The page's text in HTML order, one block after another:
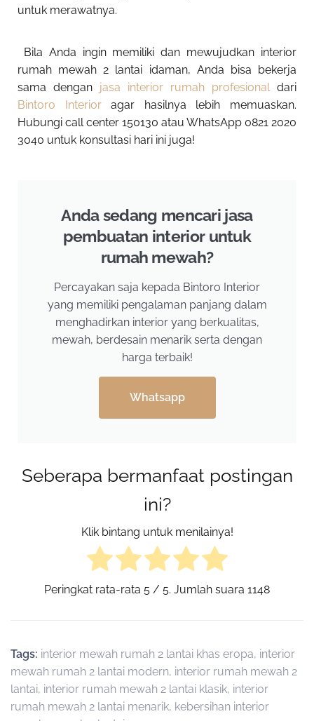
untuk merawatnya.
Bila Anda ingin memiliki dan mewujudkan interior
rumah mewah 2 lantai idaman, Anda bisa bekerja
sama dengan jasa interior rumah profesionaldari
Bintoro Interioragar hasilnya lebih memuaskan.
Hubungi call center 150130 atau WhatsApp 0821 2020
3040 untuk konsultasi hari ini juga!
Anda sedang mencari jasa
pembuatan interior untuk
rumah mewah?
Percayakan saja kepada Bintoro Interior
yang memiliki pengalaman panjang dalam
menghadirkan interior yang berkualitas,
mewah, berdesain menarik serta dengan
harga terbaik!
Whatsapp
Seberapa bermanfaat postingan
ini?
Klik bintang untuk menilainya!
Peringkat rata-rata 5 / 5. Jumlah suara 1148
Tags: interior mewah rumah 2 lantai khas eropa, interior
mewah rumah 2 lantai modern, interior rumah mewah 2
lantai, interior rumah mewah 2 lantai klasik, interior
rumah mewah 2 lantai menarik, kebersihan interior